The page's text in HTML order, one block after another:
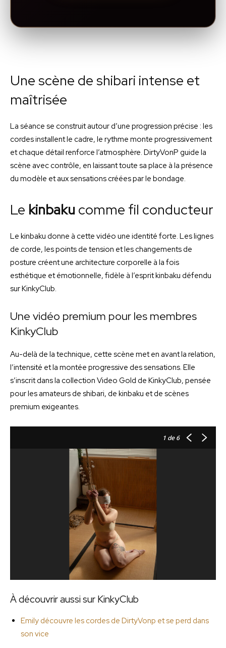
Une scène de shibari intense et
maîtrisée
La séance se construit autour d’une progression précise : les
cordes installent le cadre, le rythme monte progressivement
et chaque détail renforce l’atmosphère. DirtyVonP guide la
scène avec contrôle, en laissant toute sa place à la présence
du modèle et aux sensations créées par le bondage.
Le kinbaku comme fil conducteur
Le kinbaku donne à cette vidéo une identité forte. Les lignes
de corde, les points de tension et les changements de
posture créent une architecture corporelle à la fois
esthétique et émotionnelle, fidèle à l’esprit kinbaku défendu
sur KinkyClub.
Une vidéo premium pour les membres
KinkyClub
Au-delà de la technique, cette scène met en avant la relation,
l’intensité et la montée progressive des sensations. Elle
s’inscrit dans la collection Video Gold de KinkyClub, pensée
pour les amateurs de shibari, de kinbaku et de scènes
premium exigeantes.
1 de 6
À découvrir aussi sur KinkyClub
Emily découvre les cordes de DirtyVonp et se perd dans
son vice